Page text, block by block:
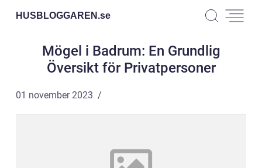
HUSBLOGGAREN.se
Mögel i Badrum: En Grundlig
Översikt för Privatpersoner
01 november 2023